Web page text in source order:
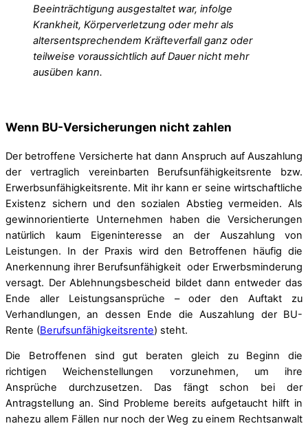
Beeinträchtigung ausgestaltet war, infolge
Krankheit, Körperverletzung oder mehr als
altersentsprechendem Kräfteverfall ganz oder
teilweise voraussichtlich auf Dauer nicht mehr
ausüben kann.
Wenn BU-Versicherungen nicht zahlen
Der betroffene Versicherte hat dann Anspruch auf Auszahlung
der vertraglich vereinbarten Berufsunfähigkeitsrente bzw.
Erwerbsunfähigkeitsrente. Mit ihr kann er seine wirtschaftliche
Existenz sichern und den sozialen Abstieg vermeiden. Als
gewinnorientierte Unternehmen haben die Versicherungen
natürlich kaum Eigeninteresse an der Auszahlung von
Leistungen. In der Praxis wird den Betroffenen häufig die
Anerkennung ihrer Berufsunfähigkeit oder Erwerbsminderung
versagt. Der Ablehnungsbescheid bildet dann entweder das
Ende aller Leistungsansprüche – oder den Auftakt zu
Verhandlungen, an dessen Ende die Auszahlung der BU-
Rente (Berufsunfähigkeitsrente) steht.
Die Betroffenen sind gut beraten gleich zu Beginn die
richtigen Weichenstellungen vorzunehmen, um ihre
Ansprüche durchzusetzen. Das fängt schon bei der
Antragstellung an. Sind Probleme bereits aufgetaucht hilft in
nahezu allem Fällen nur noch der Weg zu einem Rechtsanwalt